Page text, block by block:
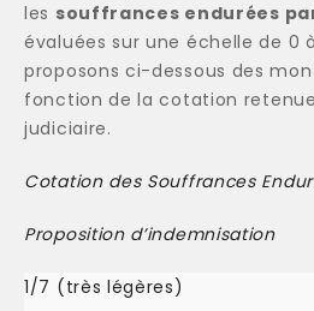
les souffrances endurées
évaluées sur une échelle de 0
proposons ci-dessous des
fonction de la cotation
judiciaire.
Cotation des Souffrances
Proposition d’indemnisation
1/7 (très légères)